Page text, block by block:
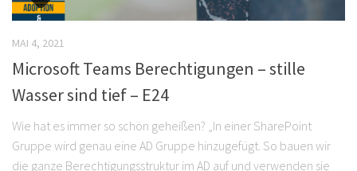
MAI 4, 2021
Microsoft Teams Berechtigungen – stille
Wasser sind tief – E24
Wie hat es immer so schön geheißen? „In einer SharePoint
Gruppe wird genau eine AD Gruppe hinzugefügt. So bauen wir
die ganze Berechtigungsstruktur im AD auf und verwenden sie